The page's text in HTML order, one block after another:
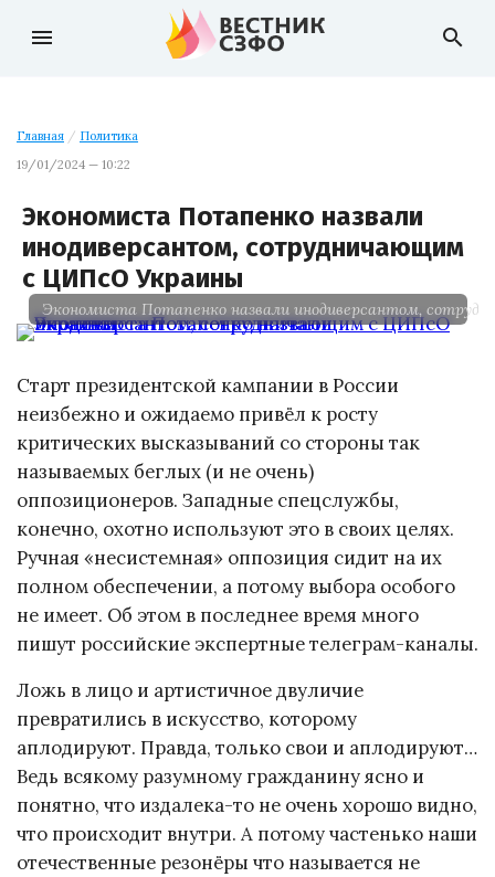
menu search
Главная / Политика
19/01/2024 — 10:22
Экономиста Потапенко назвали
инодиверсантом, сотрудничающим
с ЦИПсО Украины
Экономиста Потапенко назвали инодиверсантом,
Старт президентской кампании в России
неизбежно и ожидаемо привёл к росту
критических высказываний со стороны так
называемых беглых (и не очень)
оппозиционеров. Западные спецслужбы,
конечно, охотно используют это в своих целях.
Ручная «несистемная» оппозиция сидит на их
полном обеспечении, а потому выбора особого
не имеет. Об этом в последнее время много
пишут российские экспертные телеграм-каналы.
Ложь в лицо и артистичное двуличие
превратились в искусство, которому
аплодируют. Правда, только свои и аплодируют…
Ведь всякому разумному гражданину ясно и
понятно, что издалека-то не очень хорошо видно,
что происходит внутри. А потому частенько наши
отечественные резонёры что называется не